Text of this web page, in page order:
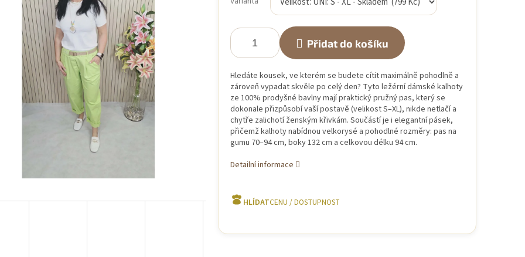
Přidat do košíku
Hledáte kousek, ve kterém se budete cítit maximálně pohodlně a
zároveň vypadat skvěle po celý den? Tyto ležérní dámské kalhoty
ze 100% prodyšné bavlny mají praktický pružný pas, který se
dokonale přizpůsobí vaší postavě (velikost S–XL), nikde netlačí a
chytře zalichotí ženským křivkám. Součástí je i elegantní pásek,
přičemž kalhoty nabídnou velkorysé a pohodlné rozměry: pas na
gumu 70–94 cm, boky 132 cm a celkovou délku 94 cm.
Detailní informace
HLÍDAT